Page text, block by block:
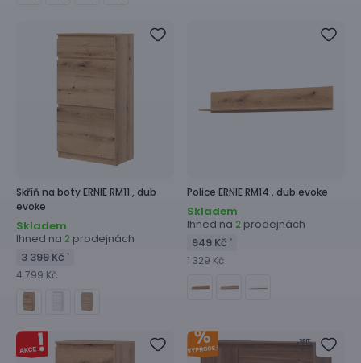
Skříň na botyERNIE RM11 , dub
evoke
Skladem
Ihned na 2 prodejnách
3 399 Kč *
4 799 Kč
Police ERNIE RM14 , dub evoke
Skladem
Ihned na 2 prodejnách
949 Kč *
1 329 Kč